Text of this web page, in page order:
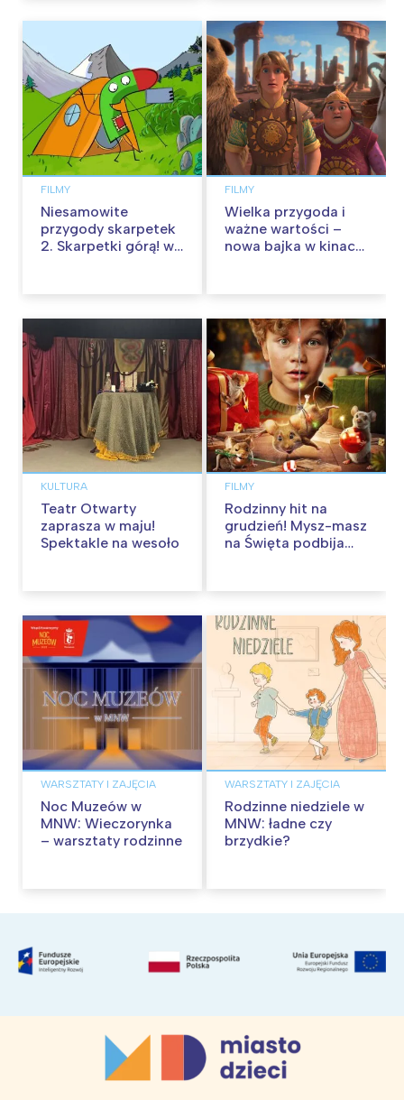
FILMY
Niesamowite
przygody skarpetek
2. Skarpetki górą! w
FILMY
Wielka przygoda i
ważne wartości –
nowa bajka w kinach
KULTURA
Teatr Otwarty
zaprasza w maju!
Spektakle na wesoło
FILMY
Rodzinny hit na
grudzień! Mysz-masz
na Święta podbija
WARSZTATY I ZAJĘCIA
Noc Muzeów w
MNW: Wieczorynka
– warsztaty rodzinne
WARSZTATY I ZAJĘCIA
Rodzinne niedziele w
MNW: ładne czy
brzydkie?